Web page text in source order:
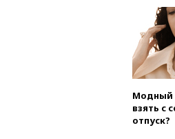
Модный
взять с
отпуск?